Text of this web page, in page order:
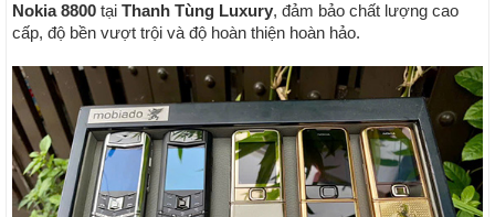
Nokia 8800 tại Thanh Tùng Luxury, đảm bảo chất lượng cao
cấp, độ bền vượt trội và độ hoàn thiện hoàn hảo.